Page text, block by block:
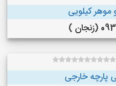
موهر کیلویی
)
پارچه خارجی